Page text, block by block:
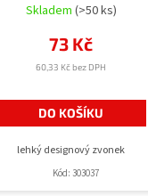
Skladem (>50 ks)
60,33 Kč bez DPH
73 Kč
DO KOŠÍKU
lehký designový zvonek
Kód: 303037